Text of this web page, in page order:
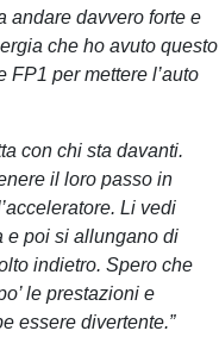
andare davvero forte e
che ho avuto questo
per mettere l’auto
con chi sta davanti.
il loro passo in
Li vedi
e poi si allungano di
indietro. Spero che
le prestazioni e
essere divertente.”